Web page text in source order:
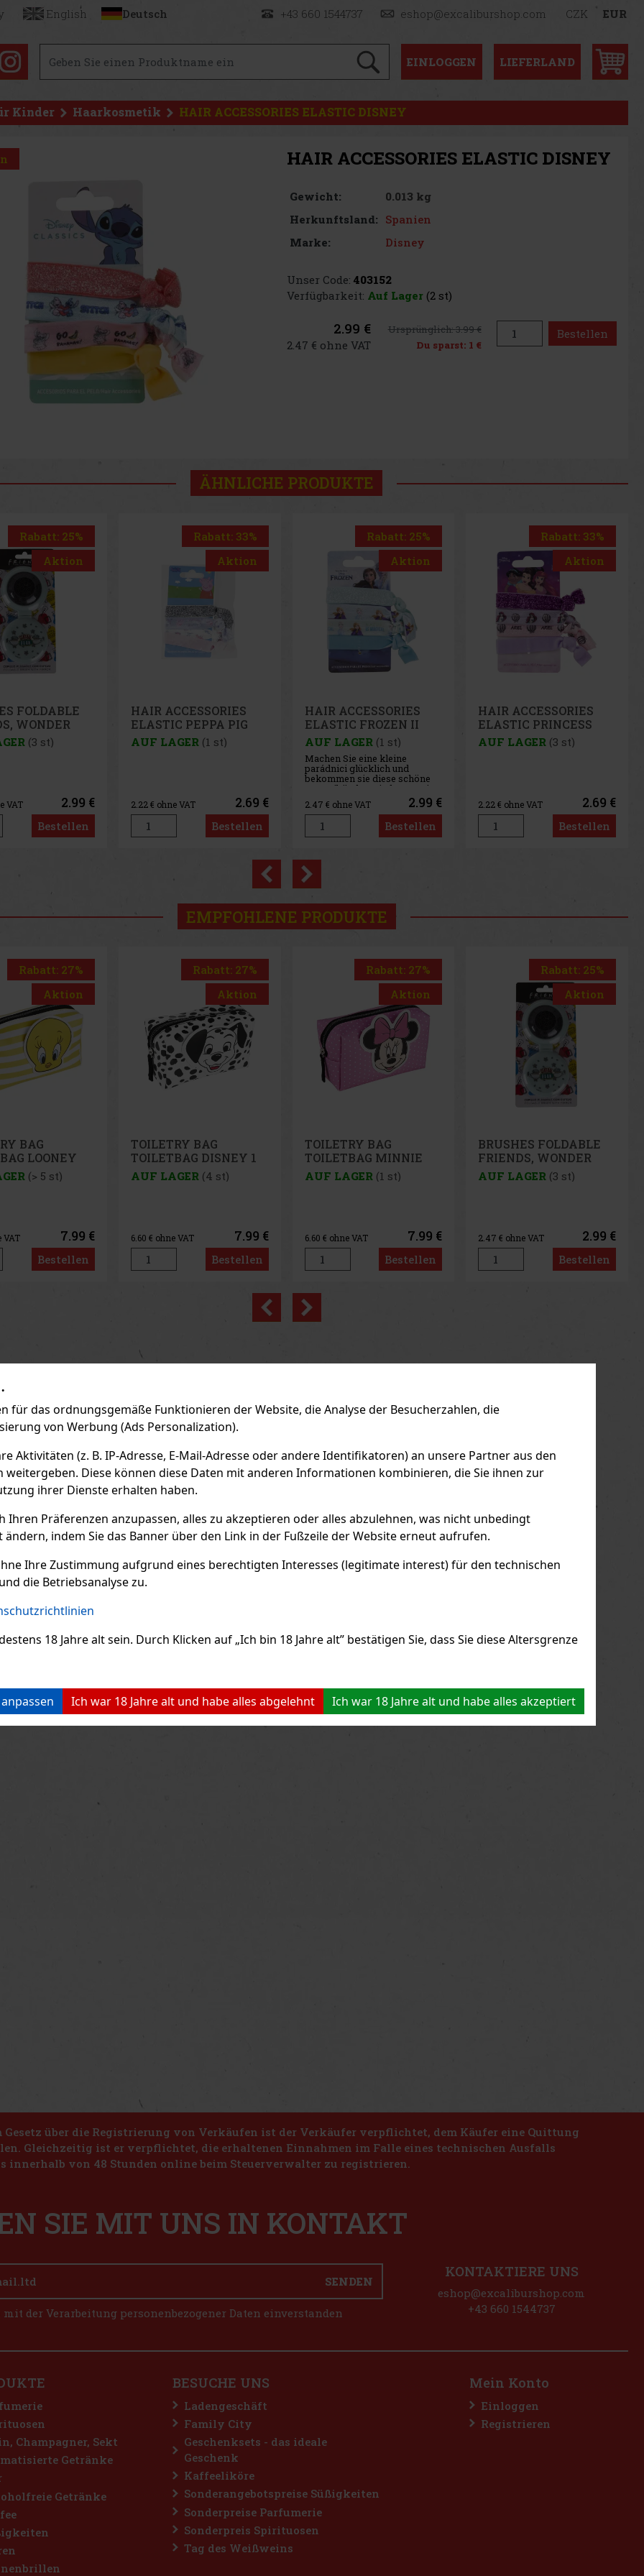
für das ordnungsgemäße Funktionieren der Website, die Analyse der Besucherzahlen, die
von Werbung (Ads Personalization).
(z. B. IP-Adresse, E-Mail-Adresse oder andere Identifikatoren) an unsere Partner aus den
weitergeben. Diese können diese Daten mit anderen Informationen kombinieren, die Sie ihnen zur
ihrer Dienste erhalten haben.
Ihren Präferenzen anzupassen, alles zu akzeptieren oder alles abzulehnen, was nicht unbedingt
indem Sie das Banner über den Link in der Fußzeile der Website erneut aufrufen.
Ihre Zustimmung aufgrund eines berechtigten Interesses (legitimate interest) für den technischen
die Betriebsanalyse zu.
18 Jahre alt sein. Durch Klicken auf „Ich bin 18 Jahre alt” bestätigen Sie, dass Sie diese Altersgrenze
Ich war 18 Jahre alt und habe alles abgelehnt Ich war 18 Jahre alt und habe alles akzeptiert
English Deutsch +43 660 1544737 eshop@excaliburshop.com CZK EUR
EINLOGGEN LIEFERLAND
Kinder Haarkosmetik HAIR ACCESSORIES ELASTIC DISNEY
HAIR ACCESSORIES ELASTIC DISNEY
Gewicht:
0.013 kg
Herkunftsland: Spanien
Marke:
Disney
Unser Code: 403152
Verfügbarkeit: Auf Lager(2 st)
2.99 €
2.47 € ohne VAT
Ursprünglich:3.99 €
Du sparst: 1 €
Bestellen
ÄHNLICHE PRODUKTE
Rabatt: 33%
Aktion
PEPPA PIG
(1 st)
VAT 2.69 €
Bestellen
Rabatt: 25%
Aktion
HAIR ACCESSORIES
ELASTIC FROZEN II
AUF LAGER(1 st)
Frozen II. Set enthält 4
Gummibänder.
2.47€ ohne VAT 2.99 €
Bestellen
Rabatt: 33%
Aktion
HAIR ACCESSORIES
ELASTIC PRINCESS
AUF LAGER(3 st)
2.22 € ohne VAT 2.69 €
Bestellen
Rabatt: 25%
Aktion
HAIR ACCESSORIES
ELASTIC MINNIE
AUF LAGER (1 st)
2.47€ ohne VAT 2.99 €
Bestellen
Previous
EMPFOHLENE PRODUKTE
Rabatt: 27%
Aktion
BAG
DISNEY 1
(4 st)
VAT 7.99 €
Bestellen
Rabatt: 27%
Aktion
TOILETRY BAG
TOILETBAG MINNIE
AUF LAGER (1 st)
6.60 € ohne VAT 7.99 €
Bestellen
Rabatt: 25%
Aktion
BRUSHES FOLDABLE
FRIENDS, WONDER
WOMAN
AUF LAGER (3 st)
2.47€ ohne VAT 2.99 €
Bestellen
Rabatt: 33%
Aktion
HAIR ACCESSORIES
ELASTIC PEPPA PIG
AUF LAGER (1 st)
2.22 € ohne VAT 2.69 €
Bestellen
Previous
Gesetz über die Registrierung von Verkäufen ist der Verkäufer verpflichtet, dem Käufer eine Quittung
Gleichzeitig ist er verpflichtet, die erhaltenen Einnahmen im Falle eines technischen Ausfalls
innerhalb von 48 Stunden online beim Steuerverwalter zu registrieren.
SIE MIT UNS IN KONTAKT
SENDEN
der Verarbeitung personenbezogener Daten einverstanden
KONTAKTIERE UNS
eshop@excaliburshop.com
+43 660 1544737
Champagner, Sekt
Getränke
Getränke
BESUCHE UNS
Ladengeschäft
Family City
Geschenksets - das ideale
Geschenk
Kaffeeliköre
Sonderangebotspreise Süßigkeiten
Sonderpreise Parfumerie
Sonderpreis Spirituosen
Tag des Weißweins
Mein Konto
Einloggen
Registrieren